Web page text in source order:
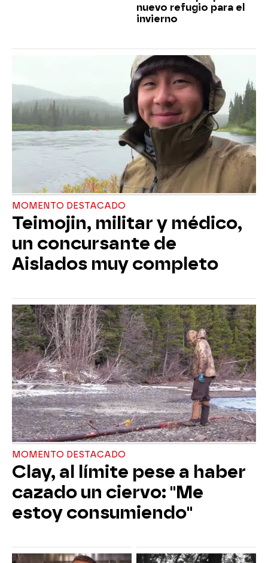
nuevo refugio para el
invierno
MOMENTO DESTACADO
Teimojin, militar y médico,
un concursante de
Aislados muy completo
MOMENTO DESTACADO
Clay, al límite pese a haber
cazado un ciervo: "Me
estoy consumiendo"